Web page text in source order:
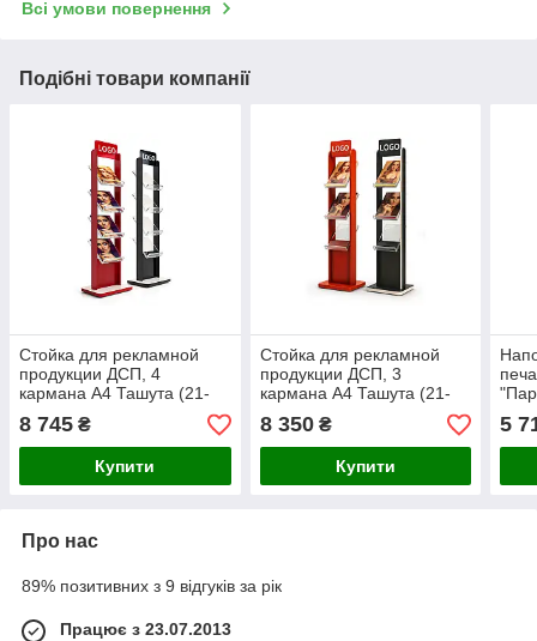
Всі умови повернення
Подібні товари компанії
Стойка для рекламной
продукции ДСП, 4
кармана А4 Ташута (21-
8 745 ₴
Купити
Стойка для рекламной
продукции ДСП, 3
кармана А4 Ташута (21-
8 350₴
Купити
5
Про нас
89% позитивних з 9 відгуків за рік
Працює з 23.07.2013